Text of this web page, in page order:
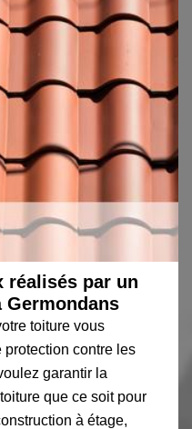
réalisés par un
Germondans
toiture vous
protection contre les
garantir la
que ce soit pour
à étage,